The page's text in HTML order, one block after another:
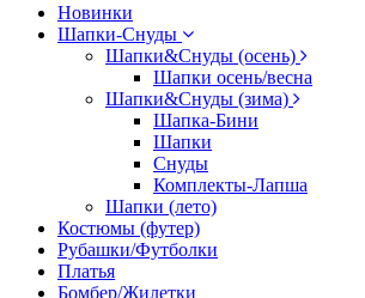
Новинки
Шапки-Снуды
Шапки&Cнуды (осень)
Шапки осень/весна
Шапки&Cнуды (зима)
Шапка-Бини
Шапки
Снуды
Комплекты-Лапша
Шапки (лето)
Костюмы (футер)
Рубашки/Футболки
Платья
Бомбер/Жилетки